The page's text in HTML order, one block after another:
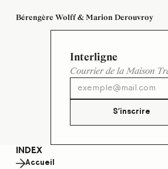
Bérengère Wolff & Marion Derouvroy
Interligne
Courrier de la Maison
S'inscrire
INDEX
Accueil